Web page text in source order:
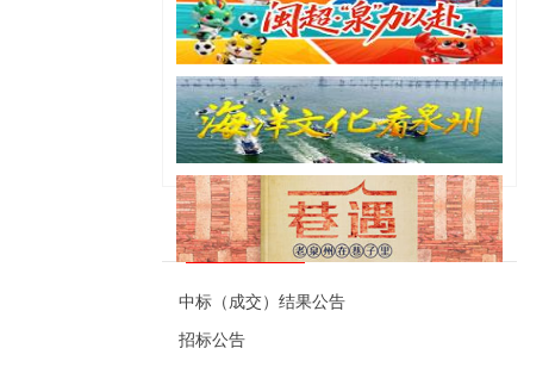
便民资讯
中标（成交）结果公告
招标公告